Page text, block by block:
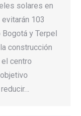
solares en
103
y Terpel
construcción
centro